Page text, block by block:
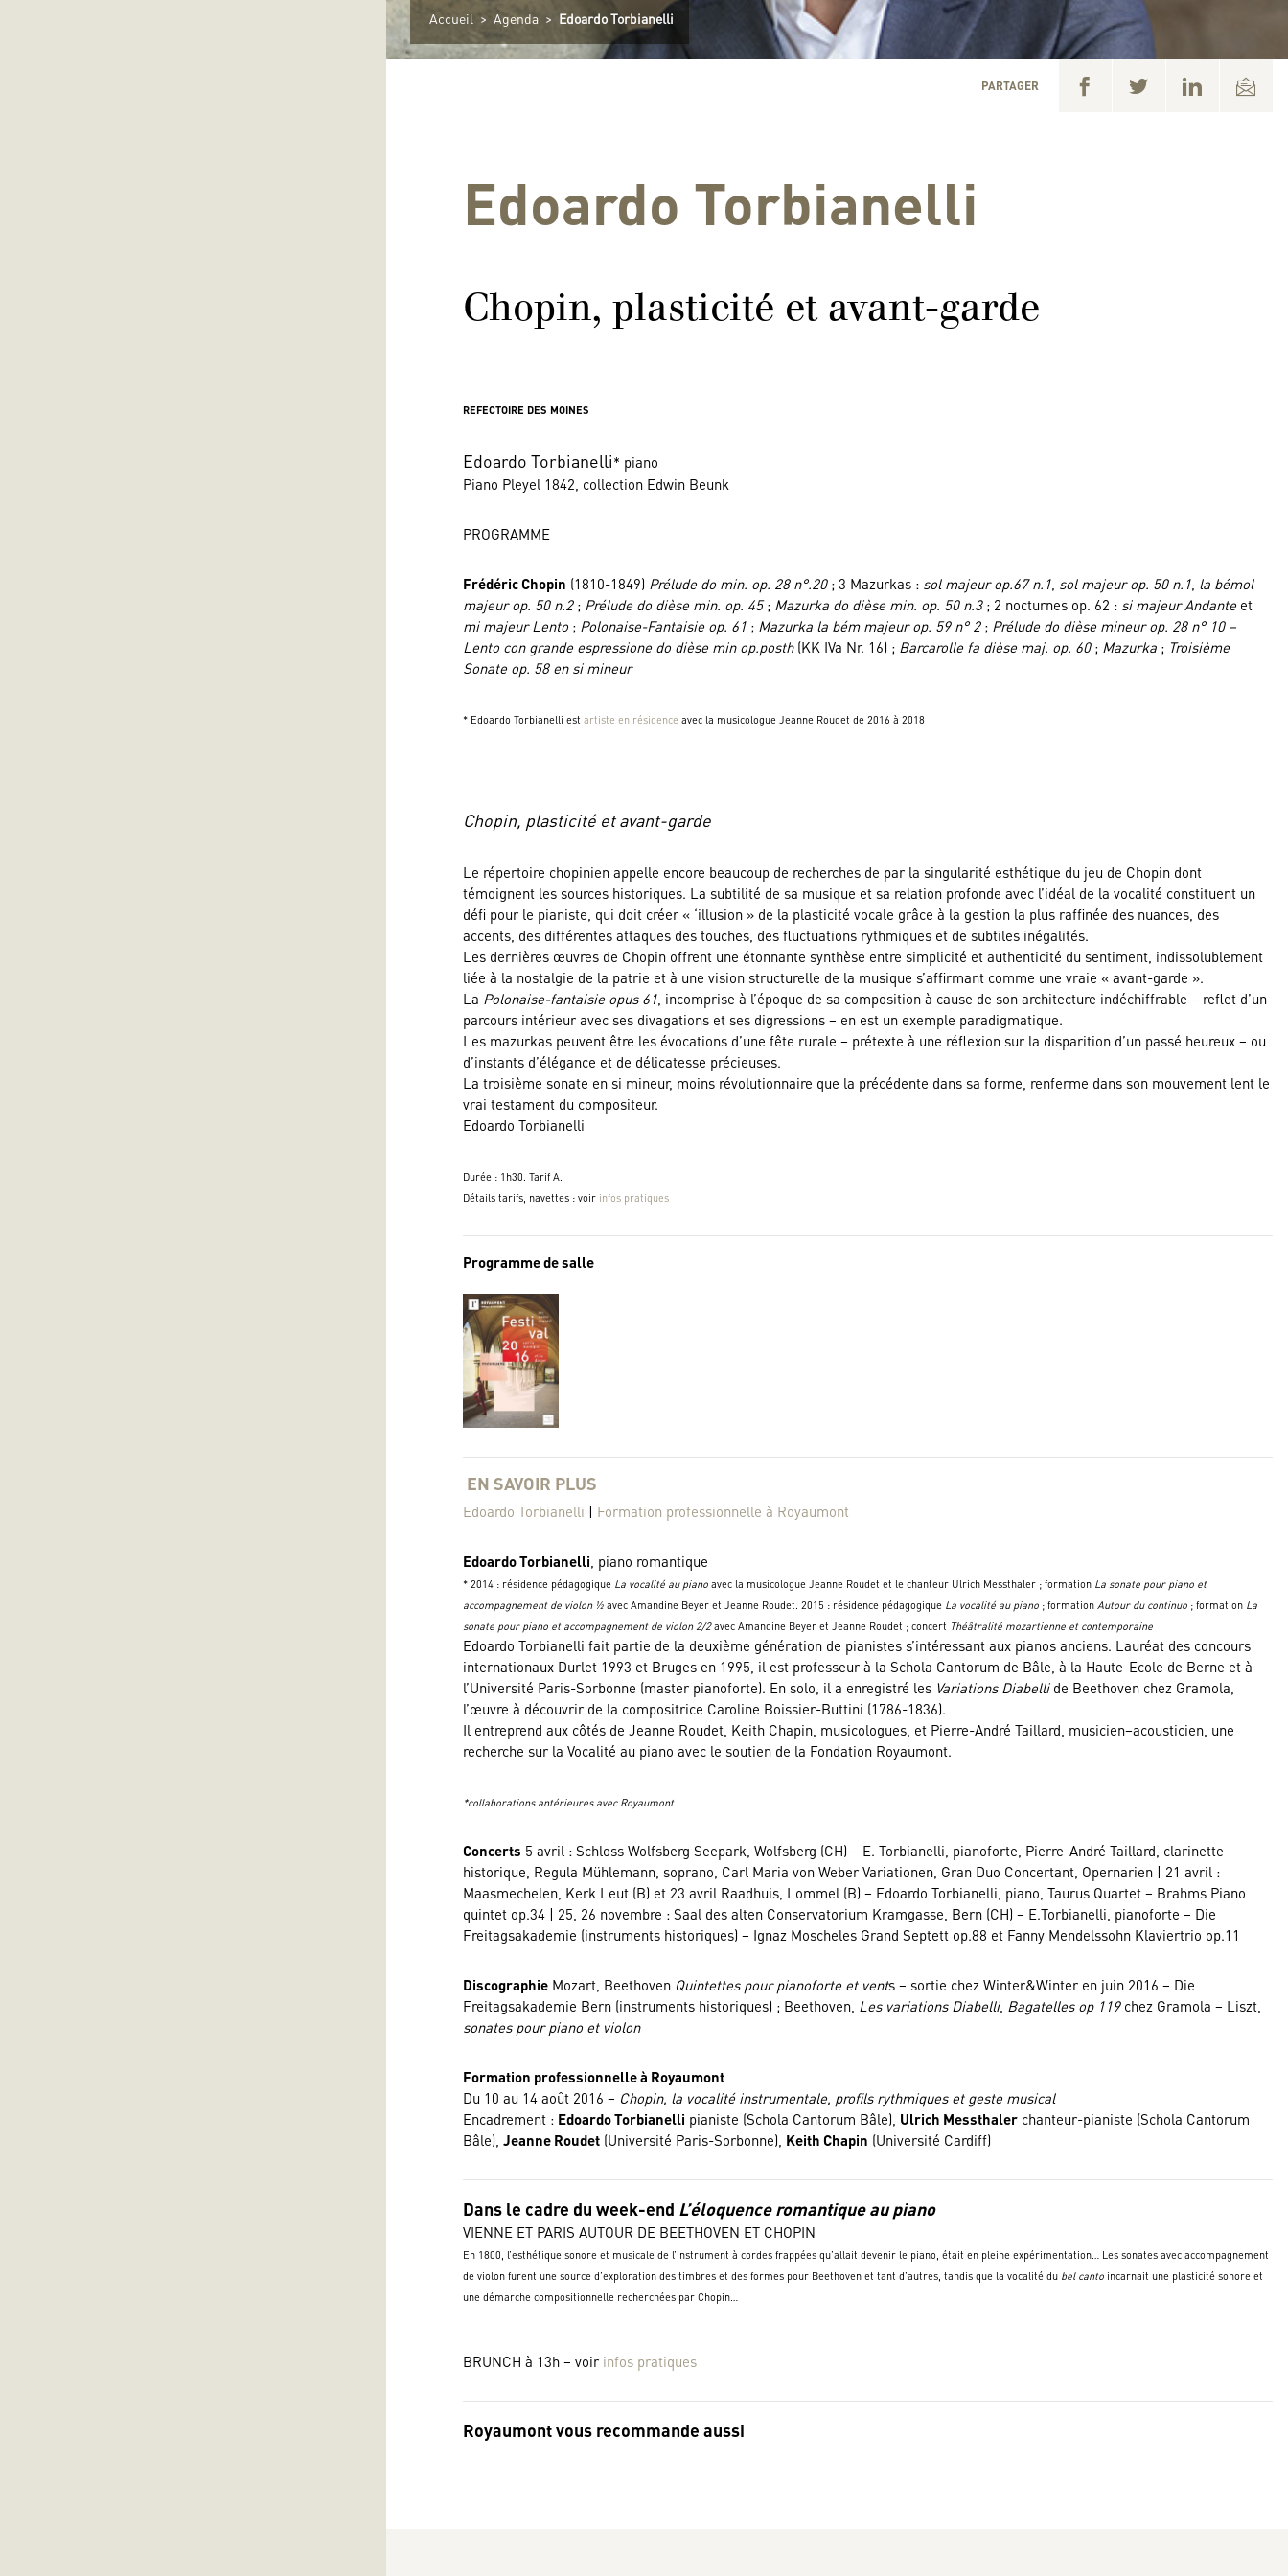
Accueil > Agenda > Edoardo Torbianelli
PARTAGER
Edoardo Torbianelli
Chopin, plasticité et avant-garde
REFECTOIRE DES MOINES
Edoardo Torbianelli* piano
Piano Pleyel 1842, collection Edwin Beunk
PROGRAMME
Frédéric Chopin (1810-1849) Prélude do min. op. 28 n°.20; 3 Mazurkas : sol majeur op.67 n.1, sol majeur op. 50 n.1, la bémol
majeur op. 50 n.2; Prélude do dièse min. op. 45; Mazurka do dièse min. op. 50 n.3; 2 nocturnes op. 62 : si majeur Andante et
mi majeur Lento ; Polonaise-Fantaisie op. 61 ; Mazurka la bém majeur op. 59 n° 2; Prélude do dièse mineur op. 28 n° 10 –
Lento con grande espressione do dièse min op.posth(KK IVa Nr. 16) ; Barcarolle fa dièse maj. op. 60; Mazurka ; Troisième
Sonate op. 58 en si mineur
* Edoardo Torbianelli estartiste en résidence avec la musicologue Jeanne Roudet de 2016 à 2018
Chopin, plasticité et avant-garde
Le répertoire chopinien appelle encore beaucoup de recherches de par la singularité esthétique du jeu de Chopin dont
témoignent les sources historiques. La subtilité de sa musique et sa relation profonde avec l’idéal de la vocalité constituent un
défi pour le pianiste, qui doit créer « ‘illusion » de la plasticité vocale grâce à la gestion la plus raffinée des nuances, des
accents, des différentes attaques des touches, des fluctuations rythmiques et de subtiles inégalités.
Les dernières œuvres de Chopin offrent une étonnante synthèse entre simplicité et authenticité du sentiment, indissolublement
liée à la nostalgie de la patrie et à une vision structurelle de la musique s’affirmant comme une vraie « avant-garde ».
La Polonaise-fantaisie opus 61, incomprise à l’époque de sa composition à cause de son architecture indéchiffrable – reflet d’un
parcours intérieur avec ses divagations et ses digressions – en est un exemple paradigmatique.
Les mazurkas peuvent être les évocations d’une fête rurale – prétexte à une réflexion sur la disparition d’un passé heureux – ou
d’instants d’élégance et de délicatesse précieuses.
La troisième sonate en si mineur, moins révolutionnaire que la précédente dans sa forme, renferme dans son mouvement lent le
vrai testament du compositeur.
Edoardo Torbianelli
Durée : 1h30. Tarif A.
Détails tarifs, navettes : voir infos pratiques
Programme de salle
EN SAVOIR PLUS
Edoardo Torbianelli | Formation professionnelle à Royaumont
Edoardo Torbianelli , piano romantique
* 2014 : résidence pédagogique La vocalité au piano avec la musicologue Jeanne Roudet et le chanteur Ulrich Messthaler ; formation La sonate pour piano et
accompagnement de violon ½ avec Amandine Beyer et Jeanne Roudet. 2015 : résidence pédagogique La vocalité au piano ; formation Autour du continuo ; formation La
sonate pour piano et accompagnement de violon 2/2avec Amandine Beyer et Jeanne Roudet ; concert Théâtralité mozartienne et contemporaine
Edoardo Torbianelli fait partie de la deuxième génération de pianistes s’intéressant aux pianos anciens. Lauréat des concours
internationaux Durlet 1993 et Bruges en 1995, il est professeur à la Schola Cantorum de Bâle, à la Haute-Ecole de Berne et à
l’Université Paris-Sorbonne (master pianoforte). En solo, il a enregistré les Variations Diabellide Beethoven chez Gramola,
l’œuvre à découvrir de la compositrice Caroline Boissier-Buttini (1786-1836).
Il entreprend aux côtés de Jeanne Roudet, Keith Chapin, musicologues, et Pierre-André Taillard, musicien–acousticien, une
recherche sur la Vocalité au piano avec le soutien de la Fondation Royaumont.
*collaborations antérieures avec Royaumont
Concerts 5 avril : Schloss Wolfsberg Seepark, Wolfsberg (CH) – E. Torbianelli, pianoforte, Pierre-André Taillard, clarinette
historique, Regula Mühlemann, soprano, Carl Maria von Weber Variationen, Gran Duo Concertant, Opernarien | 21 avril :
Maasmechelen, Kerk Leut (B) et 23 avril Raadhuis, Lommel (B) – Edoardo Torbianelli, piano, Taurus Quartet – Brahms Piano
quintet op.34 | 25, 26 novembre : Saal des alten Conservatorium Kramgasse, Bern (CH) – E.Torbianelli, pianoforte – Die
Freitagsakademie (instruments historiques) – Ignaz Moscheles Grand Septett op.88 et Fanny Mendelssohn Klaviertrio op.11
Discographie Mozart, Beethoven Quintettes pour pianoforte et vents – sortie chez Winter&Winter en juin 2016 – Die
Freitagsakademie Bern (instruments historiques) ; Beethoven, Les variations Diabelli, Bagatelles op 119chez Gramola – Liszt,
sonates pour piano et violon
Formation professionnelle à Royaumont
Du 10 au 14 août 2016 – Chopin, la vocalité instrumentale, profils rythmiques et geste musical
Encadrement : Edoardo Torbianelli pianiste (Schola Cantorum Bâle), Ulrich Messthaler chanteur-pianiste (Schola Cantorum
Bâle),Jeanne Roudet (Université Paris-Sorbonne), Keith Chapin (Université Cardiff)
Dans le cadre du week-end L’éloquence romantique au piano
VIENNE ET PARIS AUTOUR DE BEETHOVEN ET CHOPIN
En 1800, l’esthétique sonore et musicale de l’instrument à cordes frappées qu’allait devenir le piano, était en pleine expérimentation… Les sonates avec accompagnement
de violon furent une source d’exploration des timbres et des formes pour Beethoven et tant d’autres, tandis que la vocalité du bel canto incarnait une plasticité sonore et
une démarche compositionnelle recherchées par Chopin…
BRUNCH à 13h – voir infos pratiques
Royaumont vous recommande aussi